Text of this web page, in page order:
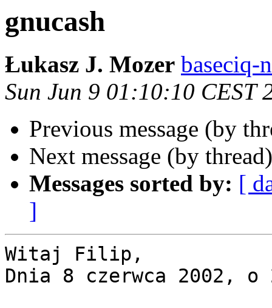
gnucash
Łukasz J. Mozer baseciq-
Sun Jun 9 01:10:10 CEST
Previous message (by
Next message (by
Messages sorted by: [
]
Witaj Filip,
Dnia 8 czerwca 2002, o